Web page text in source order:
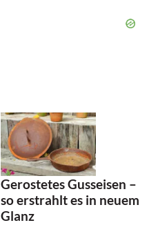
Gerostetes Gusseisen –
so erstrahlt es in neuem
Glanz